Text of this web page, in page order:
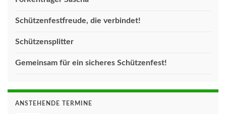
Schützenfestfreude, die verbindet!
Schützensplitter
Gemeinsam für ein sicheres Schützenfest!
ANSTEHENDE TERMINE